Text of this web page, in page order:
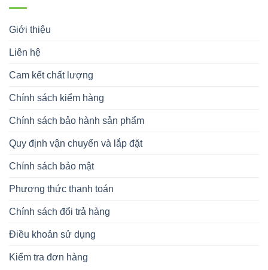
Giới thiệu
Liên hệ
Cam kết chất lượng
Chính sách kiểm hàng
Chính sách bảo hành sản phẩm
Quy định vận chuyển và lắp đặt
Chính sách bảo mật
Phương thức thanh toán
Chính sách đổi trả hàng
Điều khoản sử dụng
Kiểm tra đơn hàng